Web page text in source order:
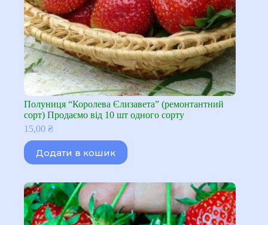
Полуниця “Королева Єлизавета” (ремонтантний
сорт) Продаємо від 10 шт одного сорту
15,00 ₴
Додати в кошик